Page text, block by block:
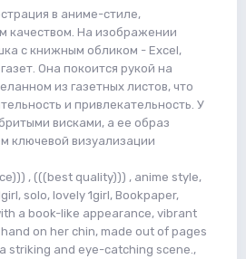
в аниме-стиле,
качеством. На изображении
с книжным обликом - Excel,
Она покоится рукой на
из газетных листов, что
и привлекательность. У
висками, а ее образ
ключевой визуализации
, (((best quality))) , anime style,
solo, lovely 1girl, Bookpaper,
a book-like appearance, vibrant
on her chin, made out of pages
striking and eye-catching scene.,